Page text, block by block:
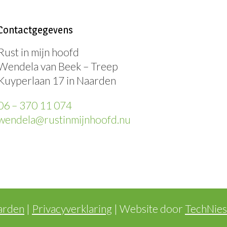
in mijn hoofd
van Beek – Treep
17 in Naarden
– 370 11 074
| Privacyverklaring | Website door TechNies